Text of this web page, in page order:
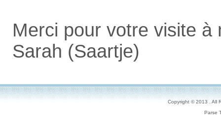
Merci pour votre visite à
Sarah (Saartje)
Copyright © 2013 . All
Parse